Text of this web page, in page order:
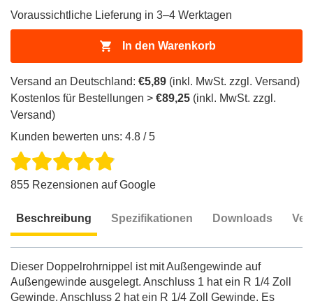
ProductDropProductDrop
Voraussichtliche Lieferung in 3–4 Werktagen
In den Warenkorb
Versand an Deutschland: €5,89 (inkl. MwSt. zzgl. Versand)
Kostenlos für Bestellungen > €89,25 (inkl. MwSt. zzgl.
Versand)
Kunden bewerten uns: 4.8 / 5
855 Rezensionen auf Google
Beschreibung Spezifikationen Downloads
Dieser Doppelrohrnippel ist mit Außengewinde auf
Außengewinde ausgelegt. Anschluss 1 hat ein R 1/4 Zoll
Gewinde. Anschluss 2 hat ein R 1/4 Zoll Gewinde. Es